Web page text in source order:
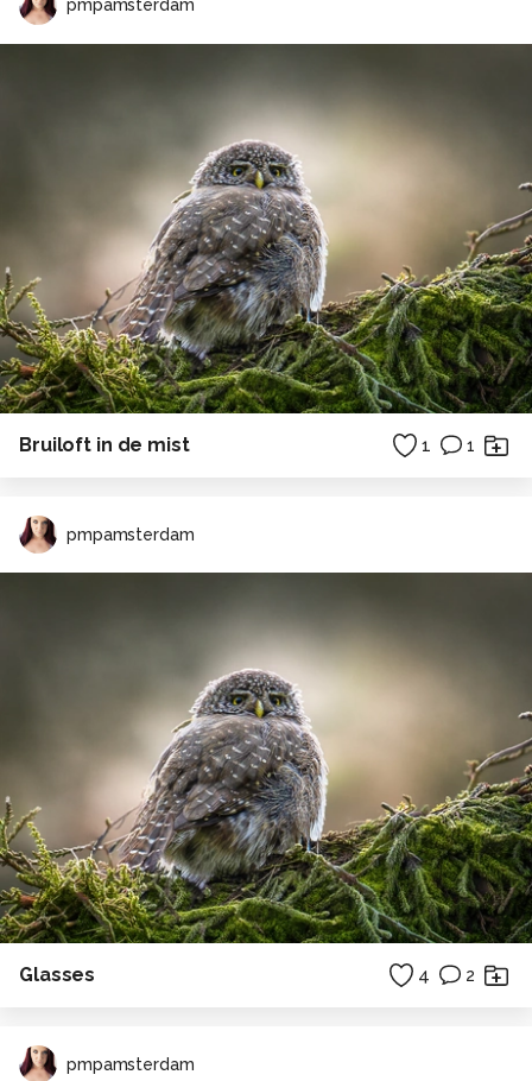
pmpamsterdam
Bruiloft in de mist 1 1
pmpamsterdam
Glasses 4 2
pmpamsterdam